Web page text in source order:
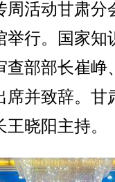
周活动甘肃分
举行。国家知
查部部长崔峥
席并致辞。甘
晓阳主持。